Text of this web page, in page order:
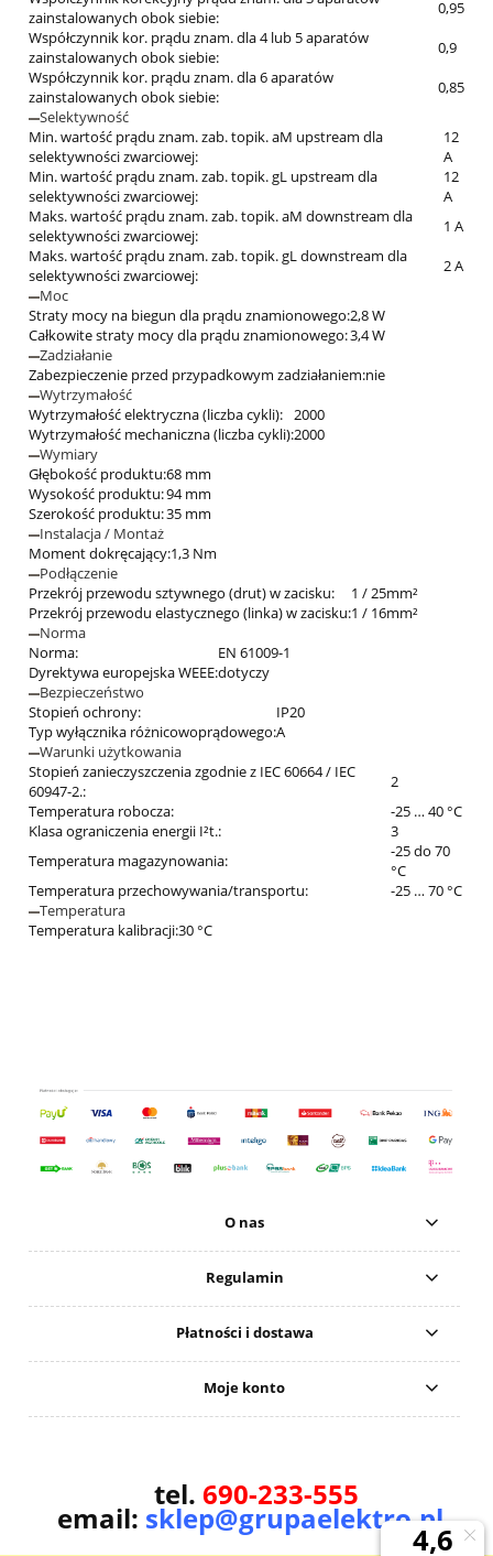
zainstalowanych obok siebie:
0,95
Współczynnik kor. prądu znam. dla 4 lub 5 aparatów
zainstalowanych obok siebie:
0,9
Współczynnik kor. prądu znam. dla 6 aparatów
zainstalowanych obok siebie:
0,85
Selektywność
Min. wartość prądu znam. zab. topik. aM upstream dla
selektywności zwarciowej:
12
A
Min. wartość prądu znam. zab. topik. gL upstream dla
selektywności zwarciowej:
12
A
Maks. wartość prądu znam. zab. topik. aM downstream dla
selektywności zwarciowej:
1 A
Maks. wartość prądu znam. zab. topik. gL downstream dla
selektywności zwarciowej:
2 A
Moc
Straty mocy na biegun dla prądu znamionowego:2,8 W
Całkowite straty mocy dla prądu znamionowego:3,4 W
Zadziałanie
Zabezpieczenie przed przypadkowym zadziałaniem:nie
Wytrzymałość
Wytrzymałość elektryczna (liczba cykli): 2000
Wytrzymałość mechaniczna (liczba cykli):2000
Wymiary
Głębokość produktu:68 mm
Wysokość produktu:94 mm
Szerokość produktu:35 mm
Instalacja / Montaż
Moment dokręcający:1,3 Nm
Podłączenie
Przekrój przewodu sztywnego (drut) w zacisku:
1 / 25mm²
Przekrój przewodu elastycznego (linka) w zacisku:1 / 16mm²
Norma
Norma:
EN 61009-1
Dyrektywa europejska WEEE:dotyczy
Bezpieczeństwo
Stopień ochrony:
IP20
Typ wyłącznika różnicowoprądowego:A
Warunki użytkowania
Stopień zanieczyszczenia zgodnie z IEC 60664 / IEC
60947-2.:
2
Temperatura robocza:
-25 … 40 °C
Klasa ograniczenia energii I²t.:
3
Temperatura magazynowania:
-25 do 70
°C
Temperatura przechowywania/transportu:
-25 … 70 °C
Temperatura
Temperatura kalibracji:30 °C
O nas
Regulamin
Płatności i dostawa
Moje konto
tel. 690-233-555
email: sklep@grupaelektro.pl